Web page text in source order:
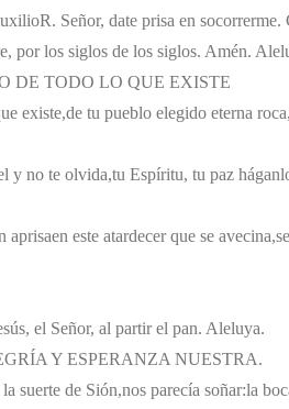
R. Señor, date prisa en
por los siglos de los siglos. Amén.
DE TODO LO QUE EXISTE
existe,de tu pueblo elegido eterna
y no te olvida,tu Espíritu, tu paz
aprisaen este atardecer que se avecina,
el Señor, al partir el pan. Aleluya.
Y ESPERANZA NUESTRA.
suerte de Sión,nos parecía soñar:la